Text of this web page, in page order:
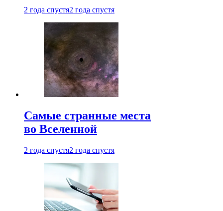
2 года спустя2 года спустя
Самые странные места
во Вселенной
2 года спустя2 года спустя